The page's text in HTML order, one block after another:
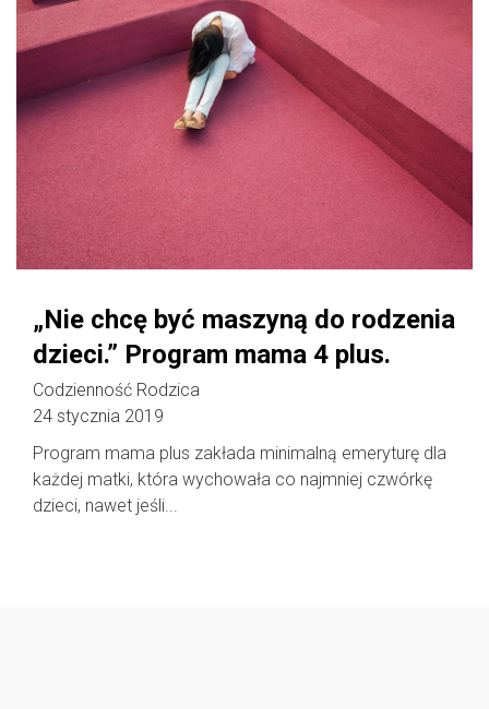
„Nie chcę być maszyną do rodzenia
dzieci.” Program mama 4 plus.
Codzienność Rodzica
24 stycznia 2019
Program mama plus zakłada minimalną emeryturę dla
każdej matki, która wychowała co najmniej czwórkę
dzieci, nawet jeśli...